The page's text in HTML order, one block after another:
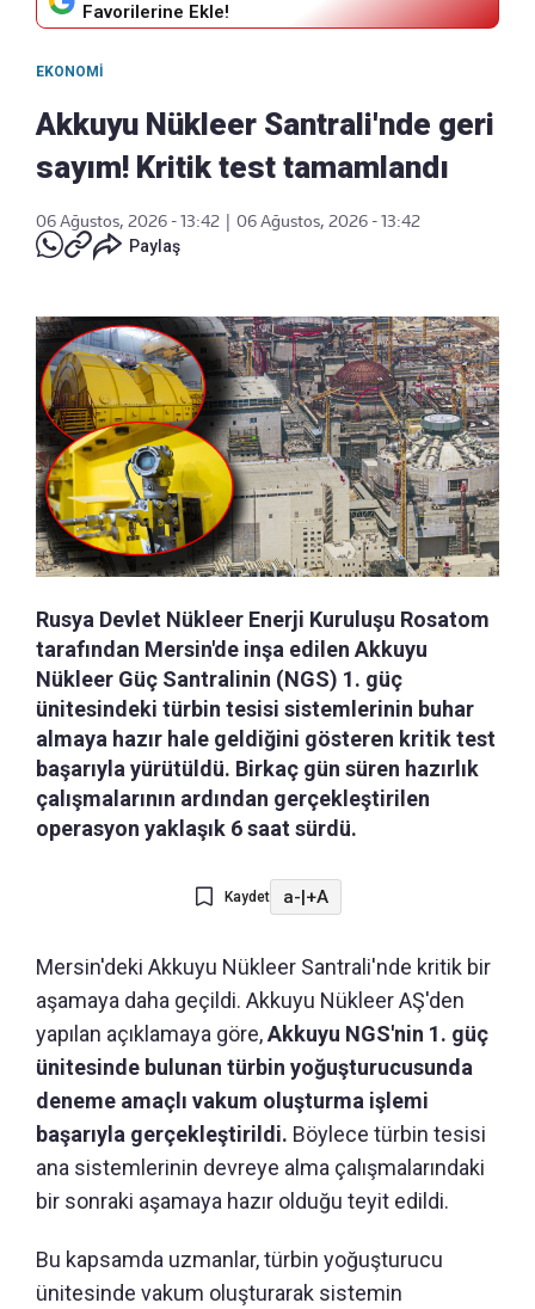
Favorilerine Ekle!
EKONOMI
Akkuyu Nükleer Santrali'nde geri
sayım! Kritik test tamamlandı
06 Ağustos, 2026 - 13:42
06 Ağustos, 2026 - 13:42
Paylaş
Rusya Devlet Nükleer Enerji Kuruluşu Rosatom
tarafından Mersin'de inşa edilen Akkuyu
Nükleer Güç Santralinin (NGS) 1. güç
ünitesindeki türbin tesisi sistemlerinin buhar
almaya hazır hale geldiğini gösteren kritik test
başarıyla yürütüldü. Birkaç gün süren hazırlık
çalışmalarının ardından gerçekleştirilen
operasyon yaklaşık 6 saat sürdü.
Kaydet a-|+A
Mersin'deki Akkuyu Nükleer Santrali'nde kritik bir
aşamaya daha geçildi. Akkuyu Nükleer AŞ'den
yapılan açıklamaya göre,Akkuyu NGS'nin 1. güç
ünitesinde bulunan türbin yoğuşturucusunda
deneme amaçlı vakum oluşturma işlemi
başarıyla gerçekleştirildi. Böylece türbin tesisi
ana sistemlerinin devreye alma çalışmalarındaki
bir sonraki aşamaya hazır olduğu teyit edildi.
Bu kapsamda uzmanlar, türbin yoğuşturucu
ünitesinde vakum oluşturarak sistemin